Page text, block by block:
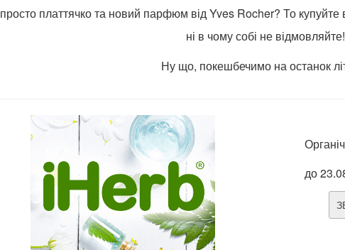
просто платтячко та новий парфюм від Yves Rocher? То
ні в чому собі не відмовляйте!
Ну що, покешбечимо на останок
до